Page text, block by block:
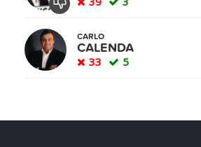
CARLO
CALENDA
33 5